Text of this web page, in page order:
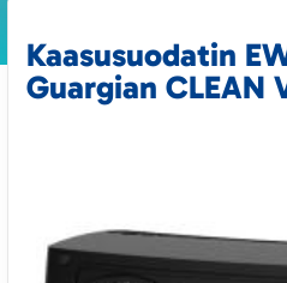
Kaasusuodatin
Guargian CLEAN